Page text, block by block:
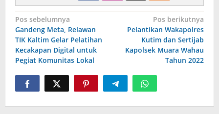
Navigasi
pos
Pos sebelumnya
Gandeng Meta, Relawan
TIK Kaltim Gelar Pelatihan
Kecakapan Digital untuk
Pegiat Komunitas Lokal
Pos berikutnya
Pelantikan Wakapolres
Kutim dan Sertijab
Kapolsek Muara Wahau
Tahun 2022